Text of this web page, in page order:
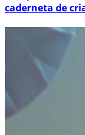
caderneta de